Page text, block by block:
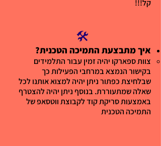
קל!!!
🛠️
איך מתבצעת התמיכה הטכנית?
צוות ספארקו יהיה זמין עבור התלמידים
בקישור הנמצא במרחבי הפעילות כך
שבלחיצת כפתור ניתן יהיה למצוא אותנו לכל
שאלה שמתעוררת. בנוסף ניתן יהיה להצטרף
באמצעות סריקת קוד לקבוצת ווטסאפ של
התמיכה הטכנית